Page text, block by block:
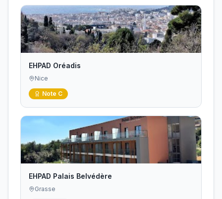
EHPAD Oréadis
Nice
Note C
EHPAD Palais Belvédère
Grasse